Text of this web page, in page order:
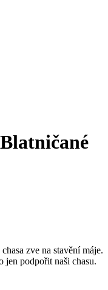
zve na stavění máje.
jen podpořit naši chasu.